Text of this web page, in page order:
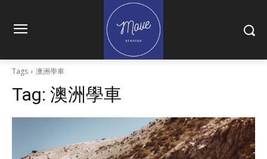
Tags 澳洲學車
Tag: 澳洲學車